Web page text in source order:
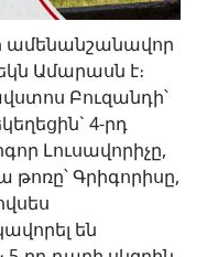
Ամարասն է։
Բուզանդի՝
4-րդ
Լուսավորիչը,
թոռը՝ Գրիգորիսը,
են